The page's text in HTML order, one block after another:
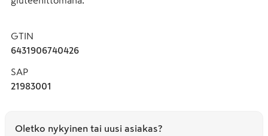
GTIN
6431906740426
SAP
21983001
Oletko nykyinen tai uusi asiakas?